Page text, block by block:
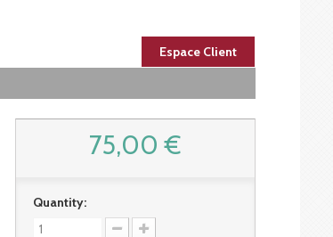
Espace Client
75,00 €
Quantity: